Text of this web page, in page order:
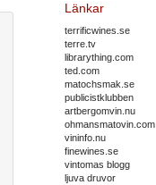
Länkar
terrificwines.se
terre.tv
librarything.com
ted.com
matochsmak.se
publicistklubben
artbergomvin.nu
ohmansmatovin.com
vininfo.nu
finewines.se
vintomas blogg
ljuva druvor